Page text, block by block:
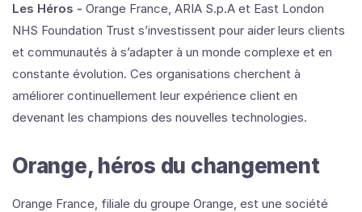
Les Héros - Orange France, ARIA S.p.A et East London
NHS Foundation Trust s’investissent pour aider leurs clients
et communautés à s’adapter à un monde complexe et en
constante évolution. Ces organisations cherchent à
améliorer continuellement leur expérience client en
devenant les champions des nouvelles technologies.
Orange, héros du changement
Orange France, filiale du groupe Orange, est une société